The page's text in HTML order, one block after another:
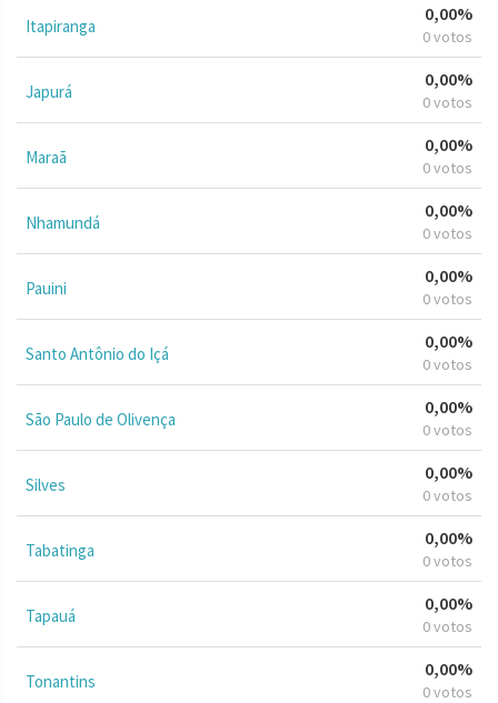
Itapiranga
0,00%
0 votos
Japurá
0,00%
0 votos
Maraã
0,00%
0 votos
Nhamundá
0,00%
0 votos
Pauini
0,00%
0 votos
Santo Antônio do Içá
0,00%
0 votos
São Paulo de Olivença
0,00%
0 votos
Silves
0,00%
0 votos
Tabatinga
0,00%
0 votos
Tapauá
0,00%
0 votos
Tonantins
0,00%
0 votos